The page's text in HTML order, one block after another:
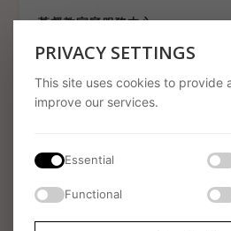
基督教家庭服務中心
2 September 2025
PRIVACY SETTINGS
This site uses cookies to provide
improve our services.
Essential
Functional